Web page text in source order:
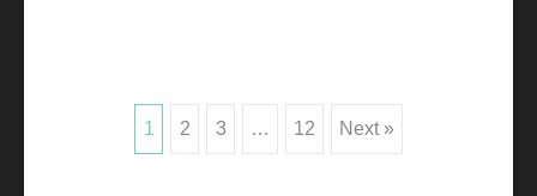
Posts
1 2 3 … 12 Next »